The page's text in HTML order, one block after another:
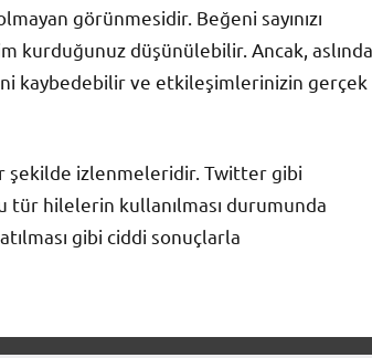
görünmesidir. Beğeni sayınızı
kurduğunuz düşünülebilir. Ancak, aslında
kaybedebilir ve etkileşimlerinizin gerçek
şekilde izlenmeleridir. Twitter gibi
tür hilelerin kullanılması durumunda
gibi ciddi sonuçlarla